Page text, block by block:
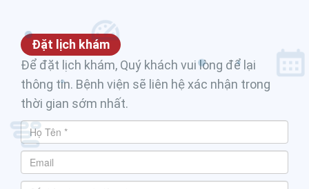
Đặt lịch khám
Để đặt lịch khám, Quý khách vui lòng để lại
thông tin. Bệnh viện sẽ liên hệ xác nhận trong
thời gian sớm nhất.